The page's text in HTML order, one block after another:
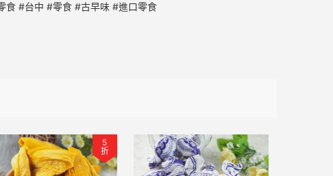
食 #台中 #零食 #古早味 #進口零食
5
折